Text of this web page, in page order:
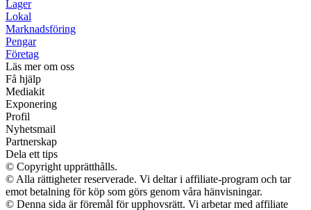
Lager
Lokal
Marknadsföring
Pengar
Företag
Läs mer om oss
Få hjälp
Mediakit
Exponering
Profil
Nyhetsmail
Partnerskap
Dela ett tips
© Copyright upprätthålls.
© Alla rättigheter reserverade. Vi deltar i affiliate-program och tar
emot betalning för köp som görs genom våra hänvisningar.
© Denna sida är föremål för upphovsrätt. Vi arbetar med affiliate